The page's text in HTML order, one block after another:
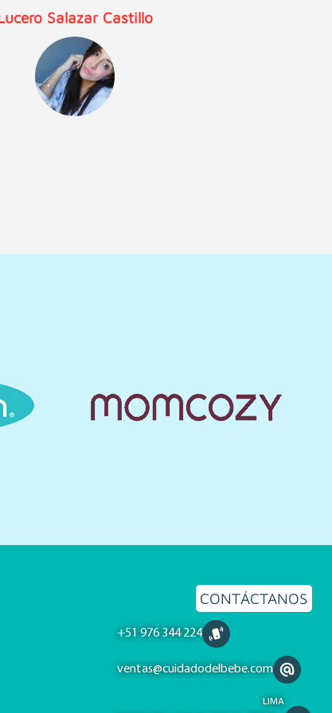
Mar Gome
CONTÁCTANOS
+51 976 344 224
ventas@cuidadodelbebe.com
LIMA